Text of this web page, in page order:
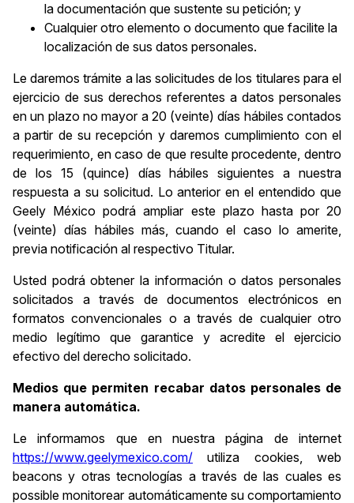
la documentación que sustente su petición; y
Cualquier otro elemento o documento que facilite la
localización de sus datos personales.
Le daremos trámite a las solicitudes de los titulares para el
ejercicio de sus derechos referentes a datos personales
en un plazo no mayor a 20 (veinte) días hábiles contados
a partir de su recepción y daremos cumplimiento con el
requerimiento, en caso de que resulte procedente, dentro
de los 15 (quince) días hábiles siguientes a nuestra
respuesta a su solicitud. Lo anterior en el entendido que
Geely México podrá ampliar este plazo hasta por 20
(veinte) días hábiles más, cuando el caso lo amerite,
previa notificación al respectivo Titular.
Usted podrá obtener la información o datos personales
solicitados a través de documentos electrónicos en
formatos convencionales o a través de cualquier otro
medio legítimo que garantice y acredite el ejercicio
efectivo del derecho solicitado.
Medios que permiten recabar datos personales de
manera automática.
Le informamos que en nuestra página de internet
https://www.geelymexico.com/ utiliza cookies, web
beacons y otras tecnologías a través de las cuales es
possible monitorear automáticamente su comportamiento